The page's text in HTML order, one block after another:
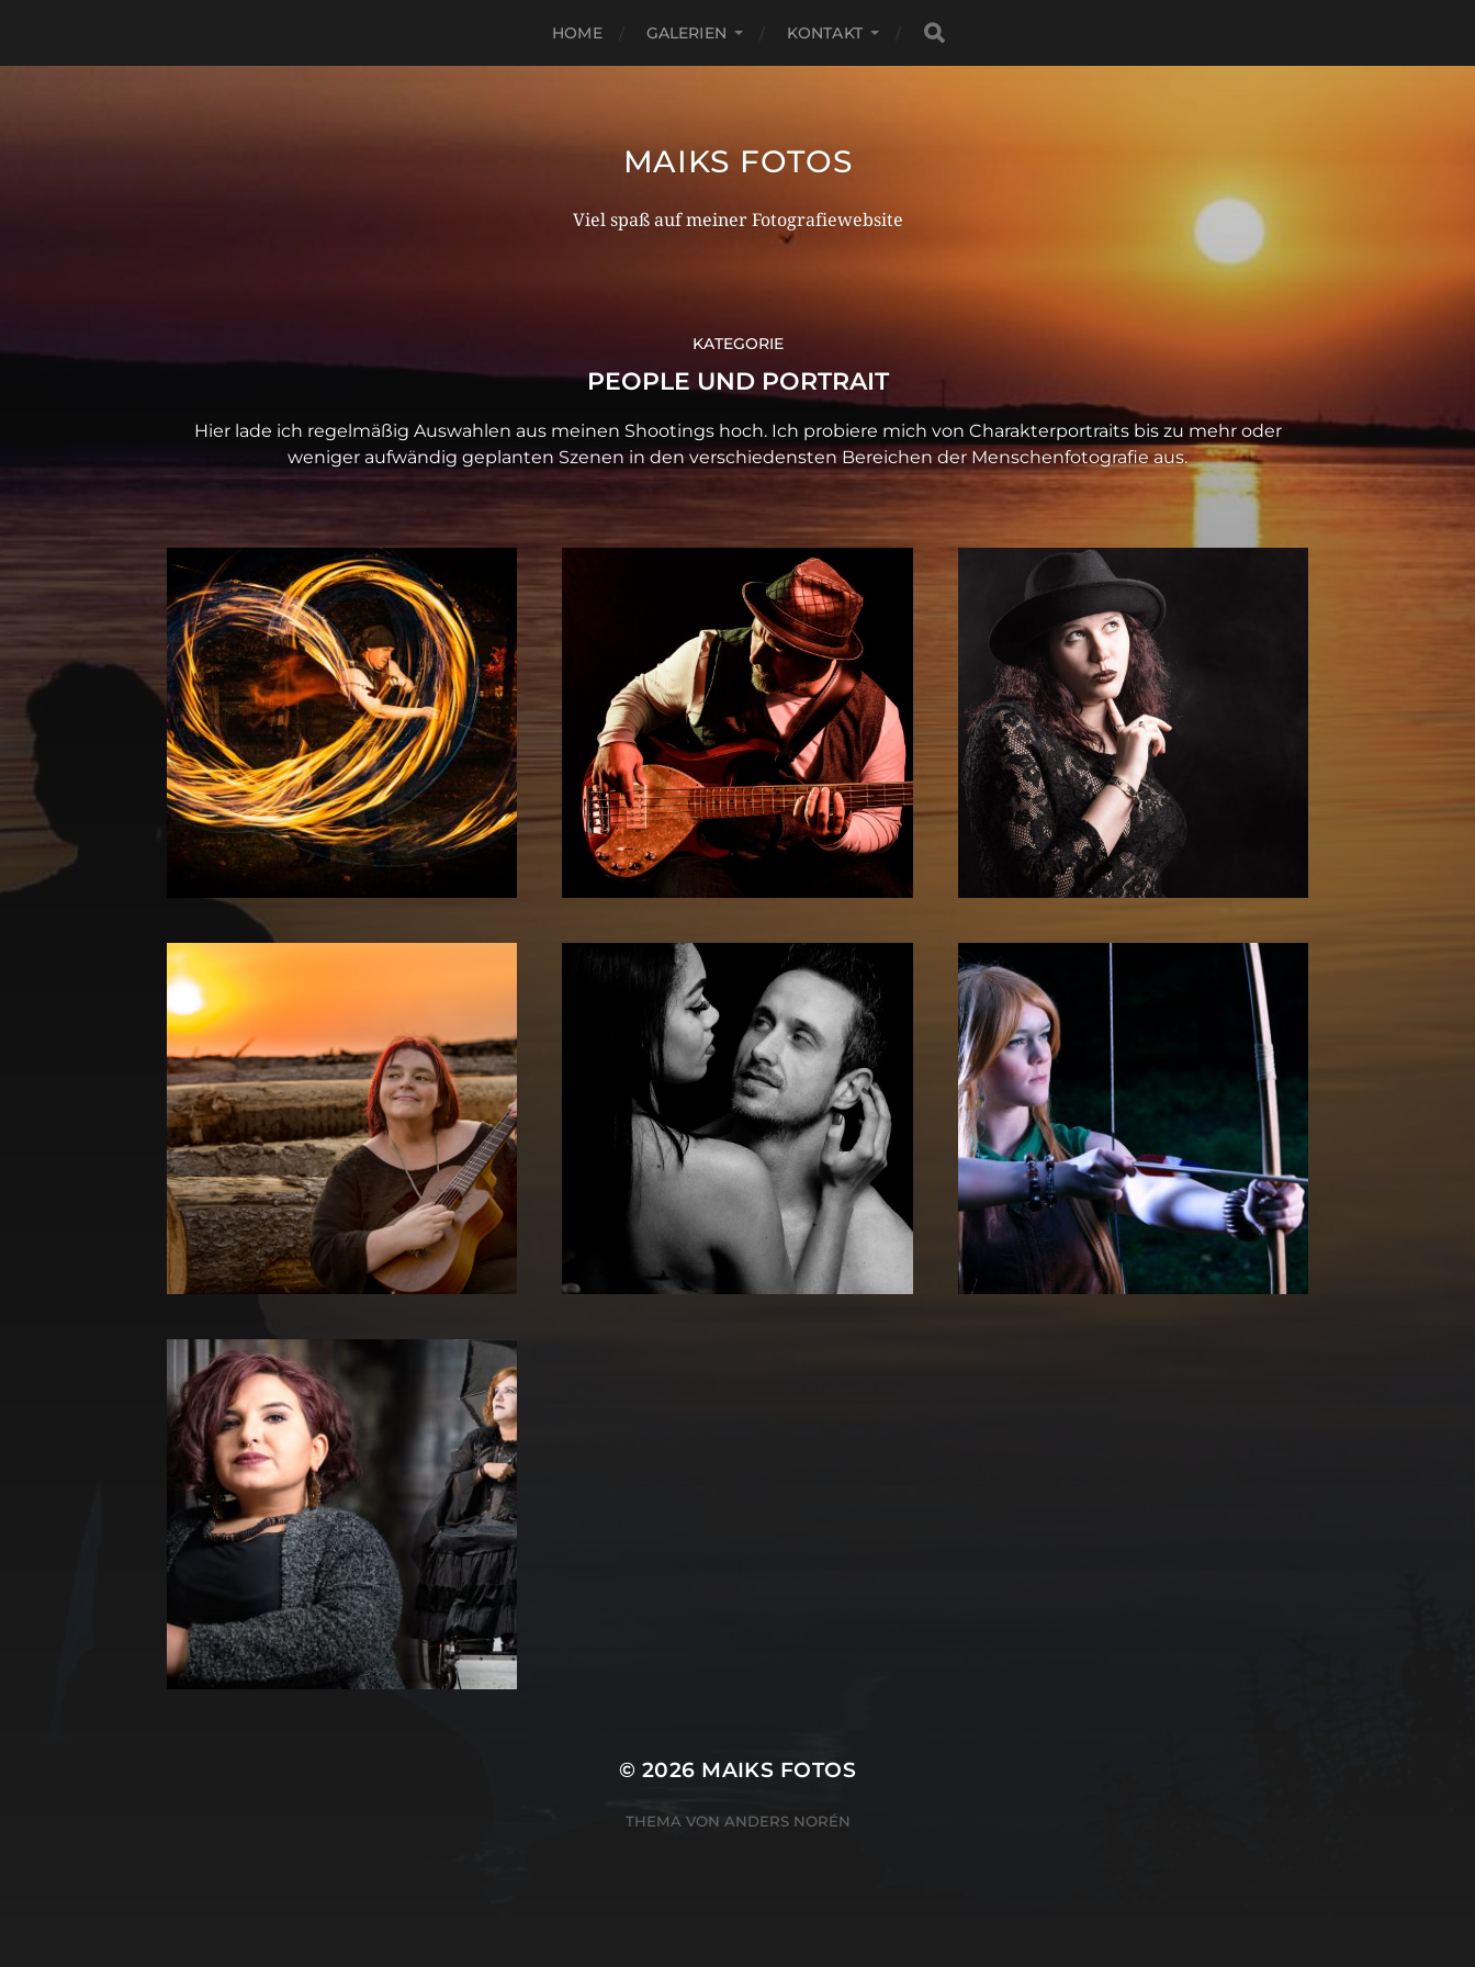
HOME GALERIEN KONTAKT
MAIKS FOTOS
Viel spaß auf meiner Fotografiewebsite
KATEGORIE
PEOPLE UND PORTRAIT
Hier lade ich regelmäßig Auswahlen aus meinen Shootings hoch. Ich probiere mich von Charakterportraits bis zu mehr oder
weniger aufwändig geplanten Szenen in den verschiedensten Bereichen der Menschenfotografie aus.
© 2026 MAIKS FOTOS
THEMA VON ANDERS NORÉN